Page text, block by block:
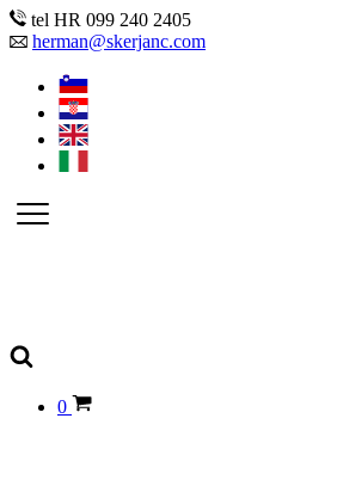
tel HR 099 240 2405
herman@skerjanc.com
0